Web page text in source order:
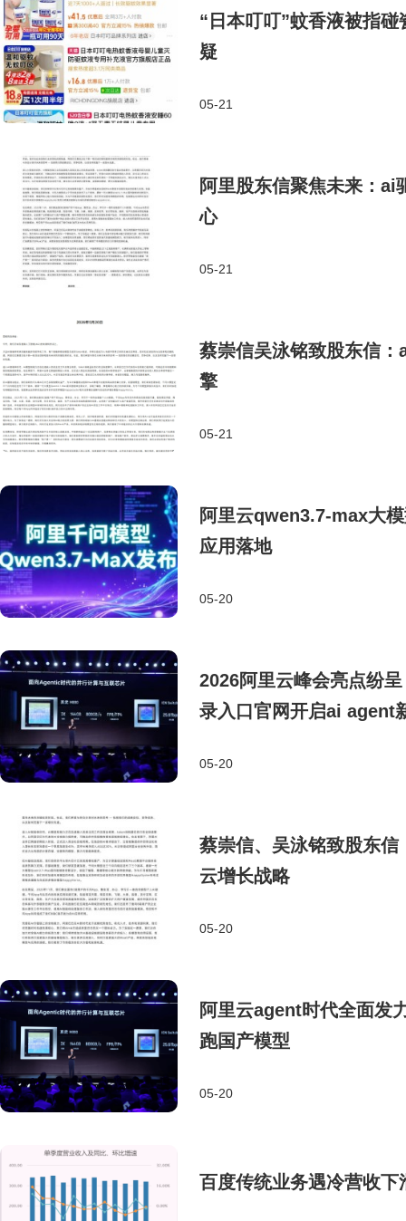
“日本叮叮”蚊香液被指
疑
05-21
阿里股东信聚焦未来：ai
心
05-21
蔡崇信吴泳铭致股东信
擎
05-21
阿里云qwen3.7-max大
应用落地
05-20
2026阿里云峰会亮点纷
录入口官网开启ai agent
05-20
蔡崇信、吴泳铭致股东
云增长战略
05-20
阿里云agent时代全面发
跑国产模型
05-20
百度传统业务遇冷营收